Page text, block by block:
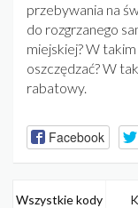
przebywania na
do rozgrzanego
miejskiej? W
oszczędzać? W
rabatowy.
Facebook
Wszystkie kody